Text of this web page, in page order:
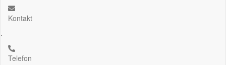
Kontakt
.
Telefon